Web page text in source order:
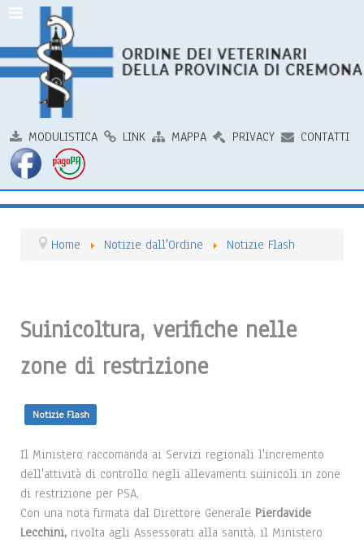
MODULISTICA LINK MAPPA PRIVACY CONTATTI
Home Notizie dall'Ordine Notizie Flash
Suinicoltura, verifiche nelle
zone di restrizione
Notizie Flash
Il Ministero raccomanda ai Servizi regionali l'incremento
dell'attività di controllo negli allevamenti suinicoli in zone
di restrizione per PSA.
Con una nota firmata dal Direttore Generale Pierdavide
Lecchini, rivolta agli Assessorati alla sanità, il Ministero